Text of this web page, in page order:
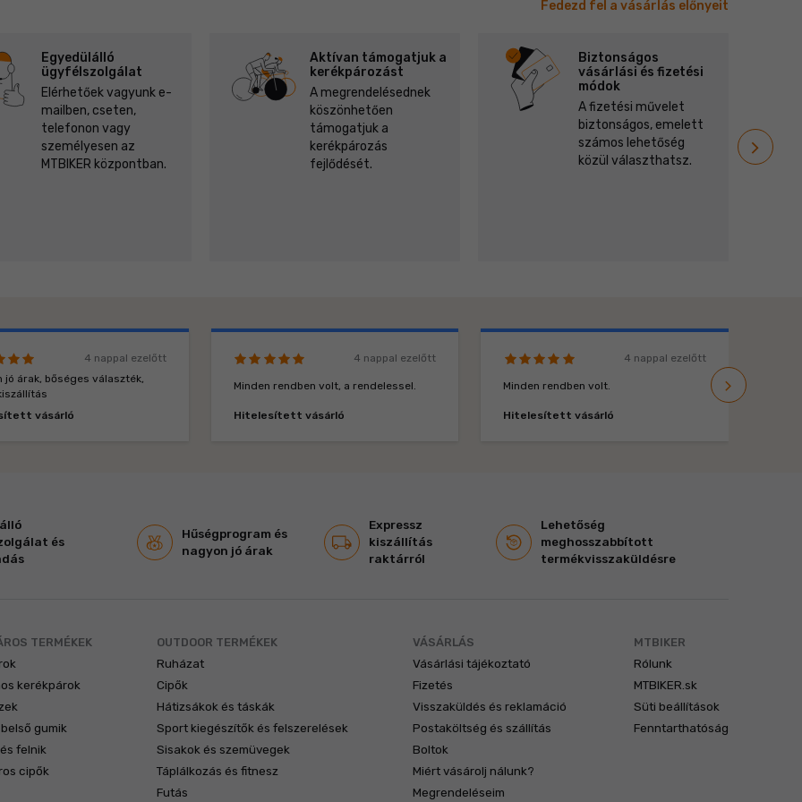
Fedezd fel a vásárlás előnyeit
Egyedülálló
ügyfélszolgálat
Elérhetőek vagyunk e-
mailben, cseten,
telefonon vagy
személyesen az
MTBIKER központban.
Aktívan támogatjuk a
kerékpározást
A megrendelésednek
köszönhetően
támogatjuk a
kerékpározás
fejlődését.
Biztonságos
vásárlási és fizetési
módok
A fizetési művelet
biztonságos, emelett
számos lehetőség
közül választhatsz.
navigate_next ďalší
4 nappal ezelőtt
jó árak, bőséges választék,
vásárló
4 nappal ezelőtt
Minden rendben volt, a rendelessel.
Hitelesített vásárló
4 nappal ezelőtt
Minden rendben volt.
Hitelesített vásárló
navigate_next következő
és
Hűségprogram és
nagyon jó árak
Expressz
kiszállítás
raktárról
Lehetőség
meghosszabbított
termékvisszaküldésre
TERMÉKEK
kerékpárok
gumik
felnik
cipők
OUTDOOR TERMÉKEK
Ruházat
Cipők
Hátizsákok és táskák
Sport kiegészítők és felszerelések
Sisakok és szemüvegek
Táplálkozás és fitnesz
Futás
VÁSÁRLÁS
Vásárlási tájékoztató
Fizetés
Visszaküldés és reklamáció
Postaköltség és szállítás
Boltok
Miért vásárolj nálunk?
Megrendeléseim
MTBIKER
Rólunk
MTBIKER.sk
Süti beállítások
Fenntarthatóság